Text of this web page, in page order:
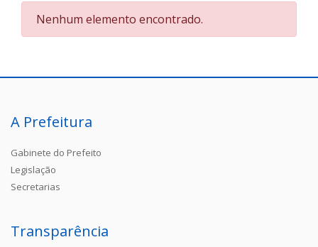
Nenhum elemento encontrado.
A Prefeitura
Gabinete do Prefeito
Legislação
Secretarias
Transparência